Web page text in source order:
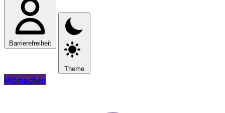
Barrierefreiheit
Theme
Mitmachen